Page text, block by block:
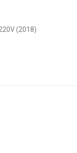
(2018)